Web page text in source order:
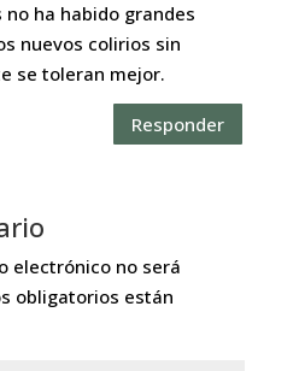
no ha habido grandes
nuevos colirios sin
se toleran mejor.
Responder
electrónico no será
obligatorios están